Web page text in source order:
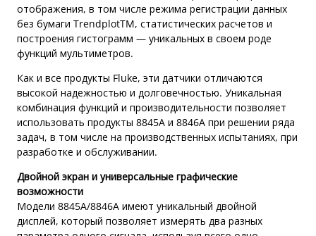
отображения, в том числе режима регистрации данных
без бумаги TrendplotTM, статистических расчетов и
построения гистограмм — уникальных в своем роде
функций мультиметров.
Как и все продукты Fluke, эти датчики отличаются
высокой надежностью и долговечностью. Уникальная
комбинация функций и производительности позволяет
использовать продукты 8845A и 8846A при решении ряда
задач, в том числе на производственных испытаниях, при
разработке и обслуживании.
Двойной экран и универсальные графические
возможности
Модели 8845A/8846A имеют уникальный двойной
дисплей, который позволяет измерять два разных